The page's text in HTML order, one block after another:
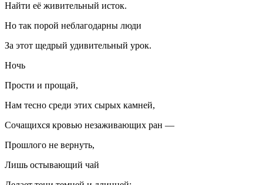
Найти её живительный исток.
Но так порой неблагодарны люди
За этот щедрый удивительный урок.
Ночь
Прости и прощай,
Нам тесно среди этих сырых камней,
Сочащихся кровью незаживающих ран —
Прошлого не вернуть,
Лишь остывающий чай